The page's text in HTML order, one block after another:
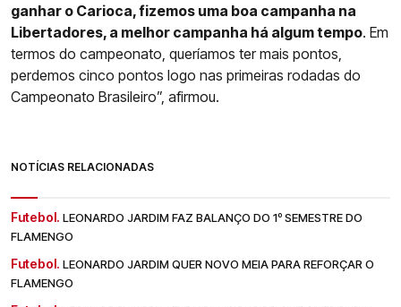
ganhar o Carioca, fizemos uma boa campanha na
Libertadores, a melhor campanha há algum tempo. Em
termos do campeonato, queríamos ter mais pontos,
perdemos cinco pontos logo nas primeiras rodadas do
Campeonato Brasileiro”, afirmou.
NOTÍCIAS RELACIONADAS
Futebol. LEONARDO JARDIM FAZ BALANÇO DO 1º SEMESTRE DO
FLAMENGO
Futebol. LEONARDO JARDIM QUER NOVO MEIA PARA REFORÇAR O
FLAMENGO